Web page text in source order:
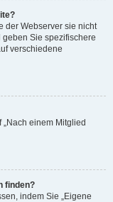
der Webserver sie nicht
Sie spezifischere
verschiedene
einem Mitglied
finden?
indem Sie „Eigene